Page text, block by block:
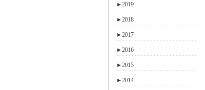
►2019
►2018
►2017
►2016
►2015
►2014